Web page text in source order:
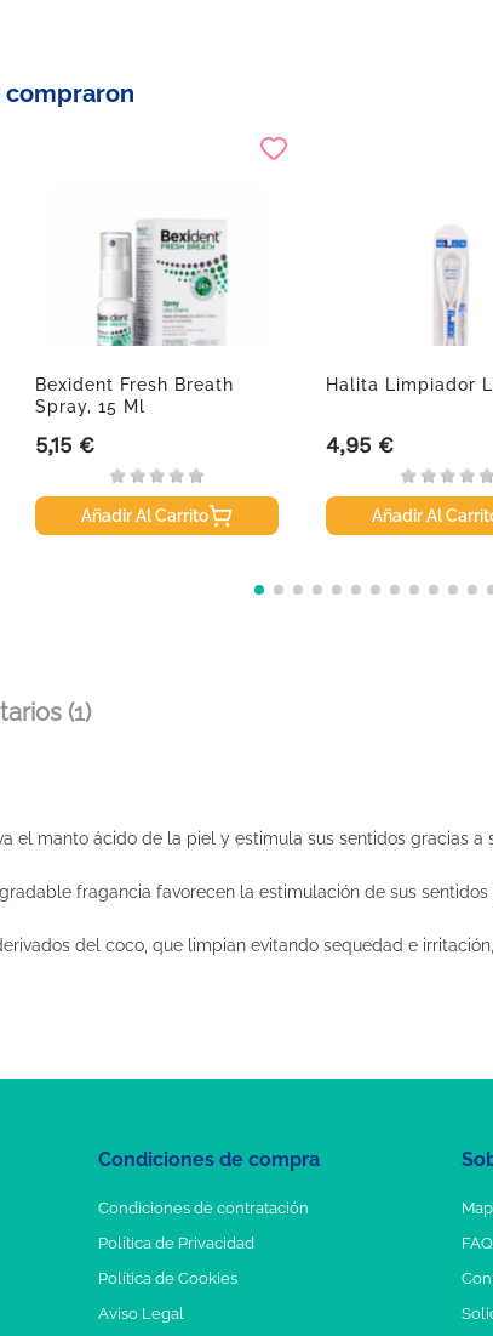
Bexident Fresh Breath
Spray, 15 Ml
Precio
5,15 €
Añadir Al Carrito
Halita Limpiador
Precio
4,95 €
Añadir Al
(1)
el manto ácido de la piel y estimula sus sentidos gracias a
fragancia favorecen la estimulación de sus
del coco, que limpian evitando sequedad e
Condiciones de compra
Condiciones de contratación
Política de Privacidad
Política de Cookies
Aviso Legal